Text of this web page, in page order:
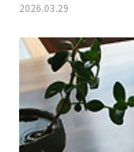
2026.03.29